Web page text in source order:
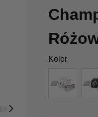
Kolor